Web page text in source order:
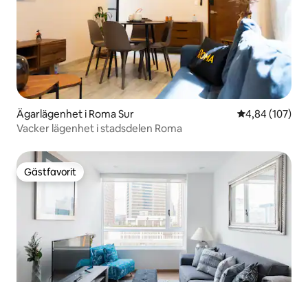
Ägarlägenhet i Roma Sur 4,84 av 5 i
4,84 (107)
Vacker lägenhet i stadsdelen Roma
Gästfavorit
Gästfavorit